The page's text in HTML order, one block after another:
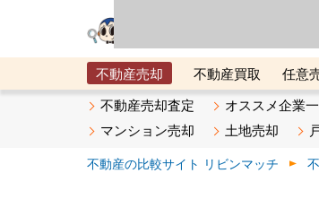
不動産売却 不動産買取 任意
メタ住宅展示場
ベスト不動産カン
不動産売却査定 オススメ企業
マンション売却
土地売却
不動産の比較サイト リビンマッチ